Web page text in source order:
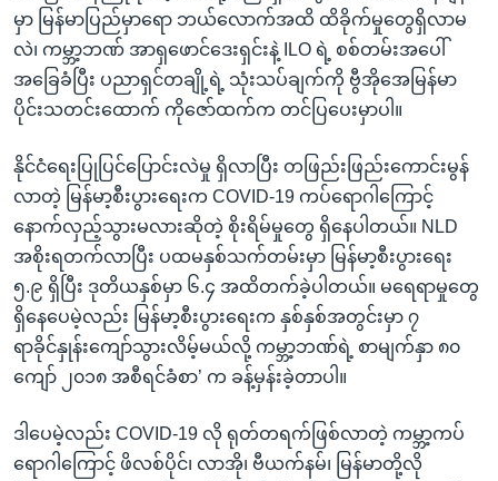
ကျော်
ရန်
မှာ မြန်မာပြည်မှာရော ဘယ်လောက်အထိ ထိခိုက်မှုတွေရှိလာမ
လဲ၊ ကမ္ဘာ့ဘဏ် အာရှဖောင်ဒေးရှင်းနဲ့ ILO ရဲ့ စစ်တမ်းအပေါ်
အခြေခံပြီး ပညာရှင်တချို့ရဲ့ သုံးသပ်ချက်ကို ဗွီအိုအေမြန်မာ
ပိုင်းသတင်းထောက် ကိုဇော်ထက်က တင်ပြပေးမှာပါ။
နိုင်ငံရေးပြုပြင်ပြောင်းလဲမှု ရှိလာပြီး တဖြည်းဖြည်းကောင်းမွန်
လာတဲ့ မြန်မာ့စီးပွားရေးက COVID-19 ကပ်ရောဂါကြောင့်
နောက်လှည့်သွားမလားဆိုတဲ့ စိုးရိမ်မှုတွေ ရှိနေပါတယ်။ NLD
အစိုးရတက်လာပြီး ပထမနှစ်သက်တမ်းမှာ မြန်မာ့စီးပွားရေး
၅.၉ ရှိပြီး ဒုတိယနှစ်မှာ ၆.၄ အထိတက်ခဲ့ပါတယ်။ မရေရာမှုတွေ
ရှိနေပေမဲ့လည်း မြန်မာ့စီးပွားရေးက နှစ်နှစ်အတွင်းမှာ ၇
ရာခိုင်နှုန်းကျော်သွားလိမ့်မယ်လို့ ကမ္ဘာ့ဘဏ်ရဲ့ စာမျက်နှာ ၈၀
ကျော် ၂၀၁၈ အစီရင်ခံစာ’ က ခန့်မှန်းခဲ့တာပါ။
ဒါပေမဲ့လည်း COVID-19 လို ရုတ်တရက်ဖြစ်လာတဲ့ ကမ္ဘာ့ကပ်
ရောဂါကြောင့် ဖိလစ်ပိုင်၊ လာအို၊ ဗီယက်နမ်၊ မြန်မာတို့လို